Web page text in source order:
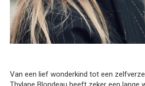
Van een lief wonderkind tot een